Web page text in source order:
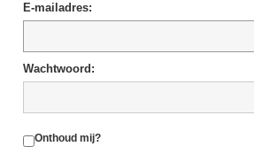
E-mailadres:
Wachtwoord:
Onthoud mij?